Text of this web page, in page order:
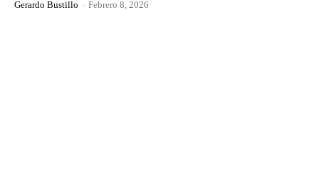
Gerardo Bustillo - Febrero 8, 2026